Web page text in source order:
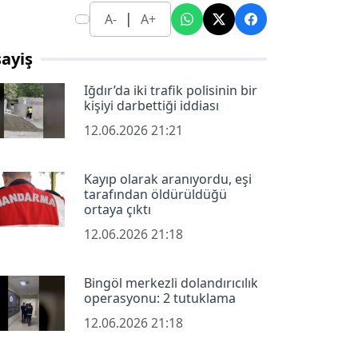
A- | A+
Iğdır’da iki trafik polisinin bir
kişiyi darbettiği iddiası
12.06.2026 21:21
Kayıp olarak aranıyordu, eşi
tarafından öldürüldüğü
ortaya çıktı
12.06.2026 21:18
Bingöl merkezli dolandırıcılık
operasyonu: 2 tutuklama
12.06.2026 21:18